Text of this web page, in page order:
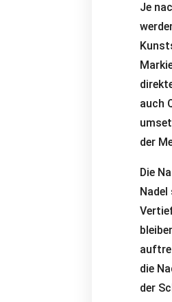
Je
auch
der
Die
die
der